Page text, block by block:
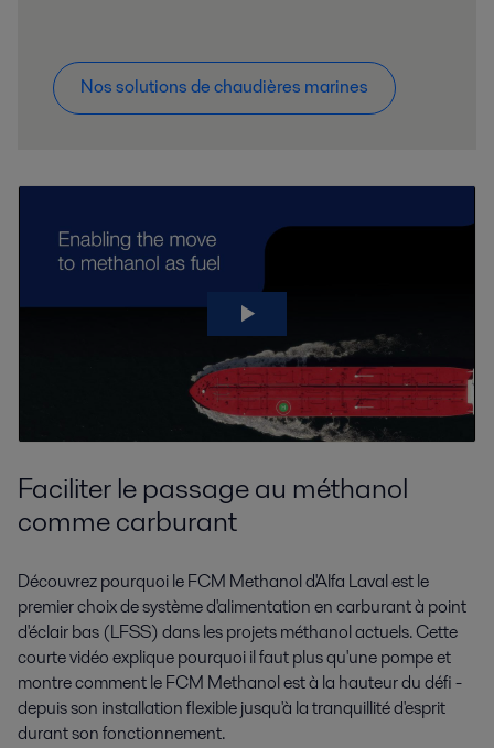
Nos solutions de chaudières marines
Faciliter le passage au méthanol
comme carburant
Découvrez pourquoi le FCM Methanol d'Alfa Laval est le
premier choix de système d'alimentation en carburant à point
d'éclair bas (LFSS) dans les projets méthanol actuels. Cette
courte vidéo explique pourquoi il faut plus qu'une pompe et
montre comment le FCM Methanol est à la hauteur du défi -
depuis son installation flexible jusqu'à la tranquillité d'esprit
durant son fonctionnement.